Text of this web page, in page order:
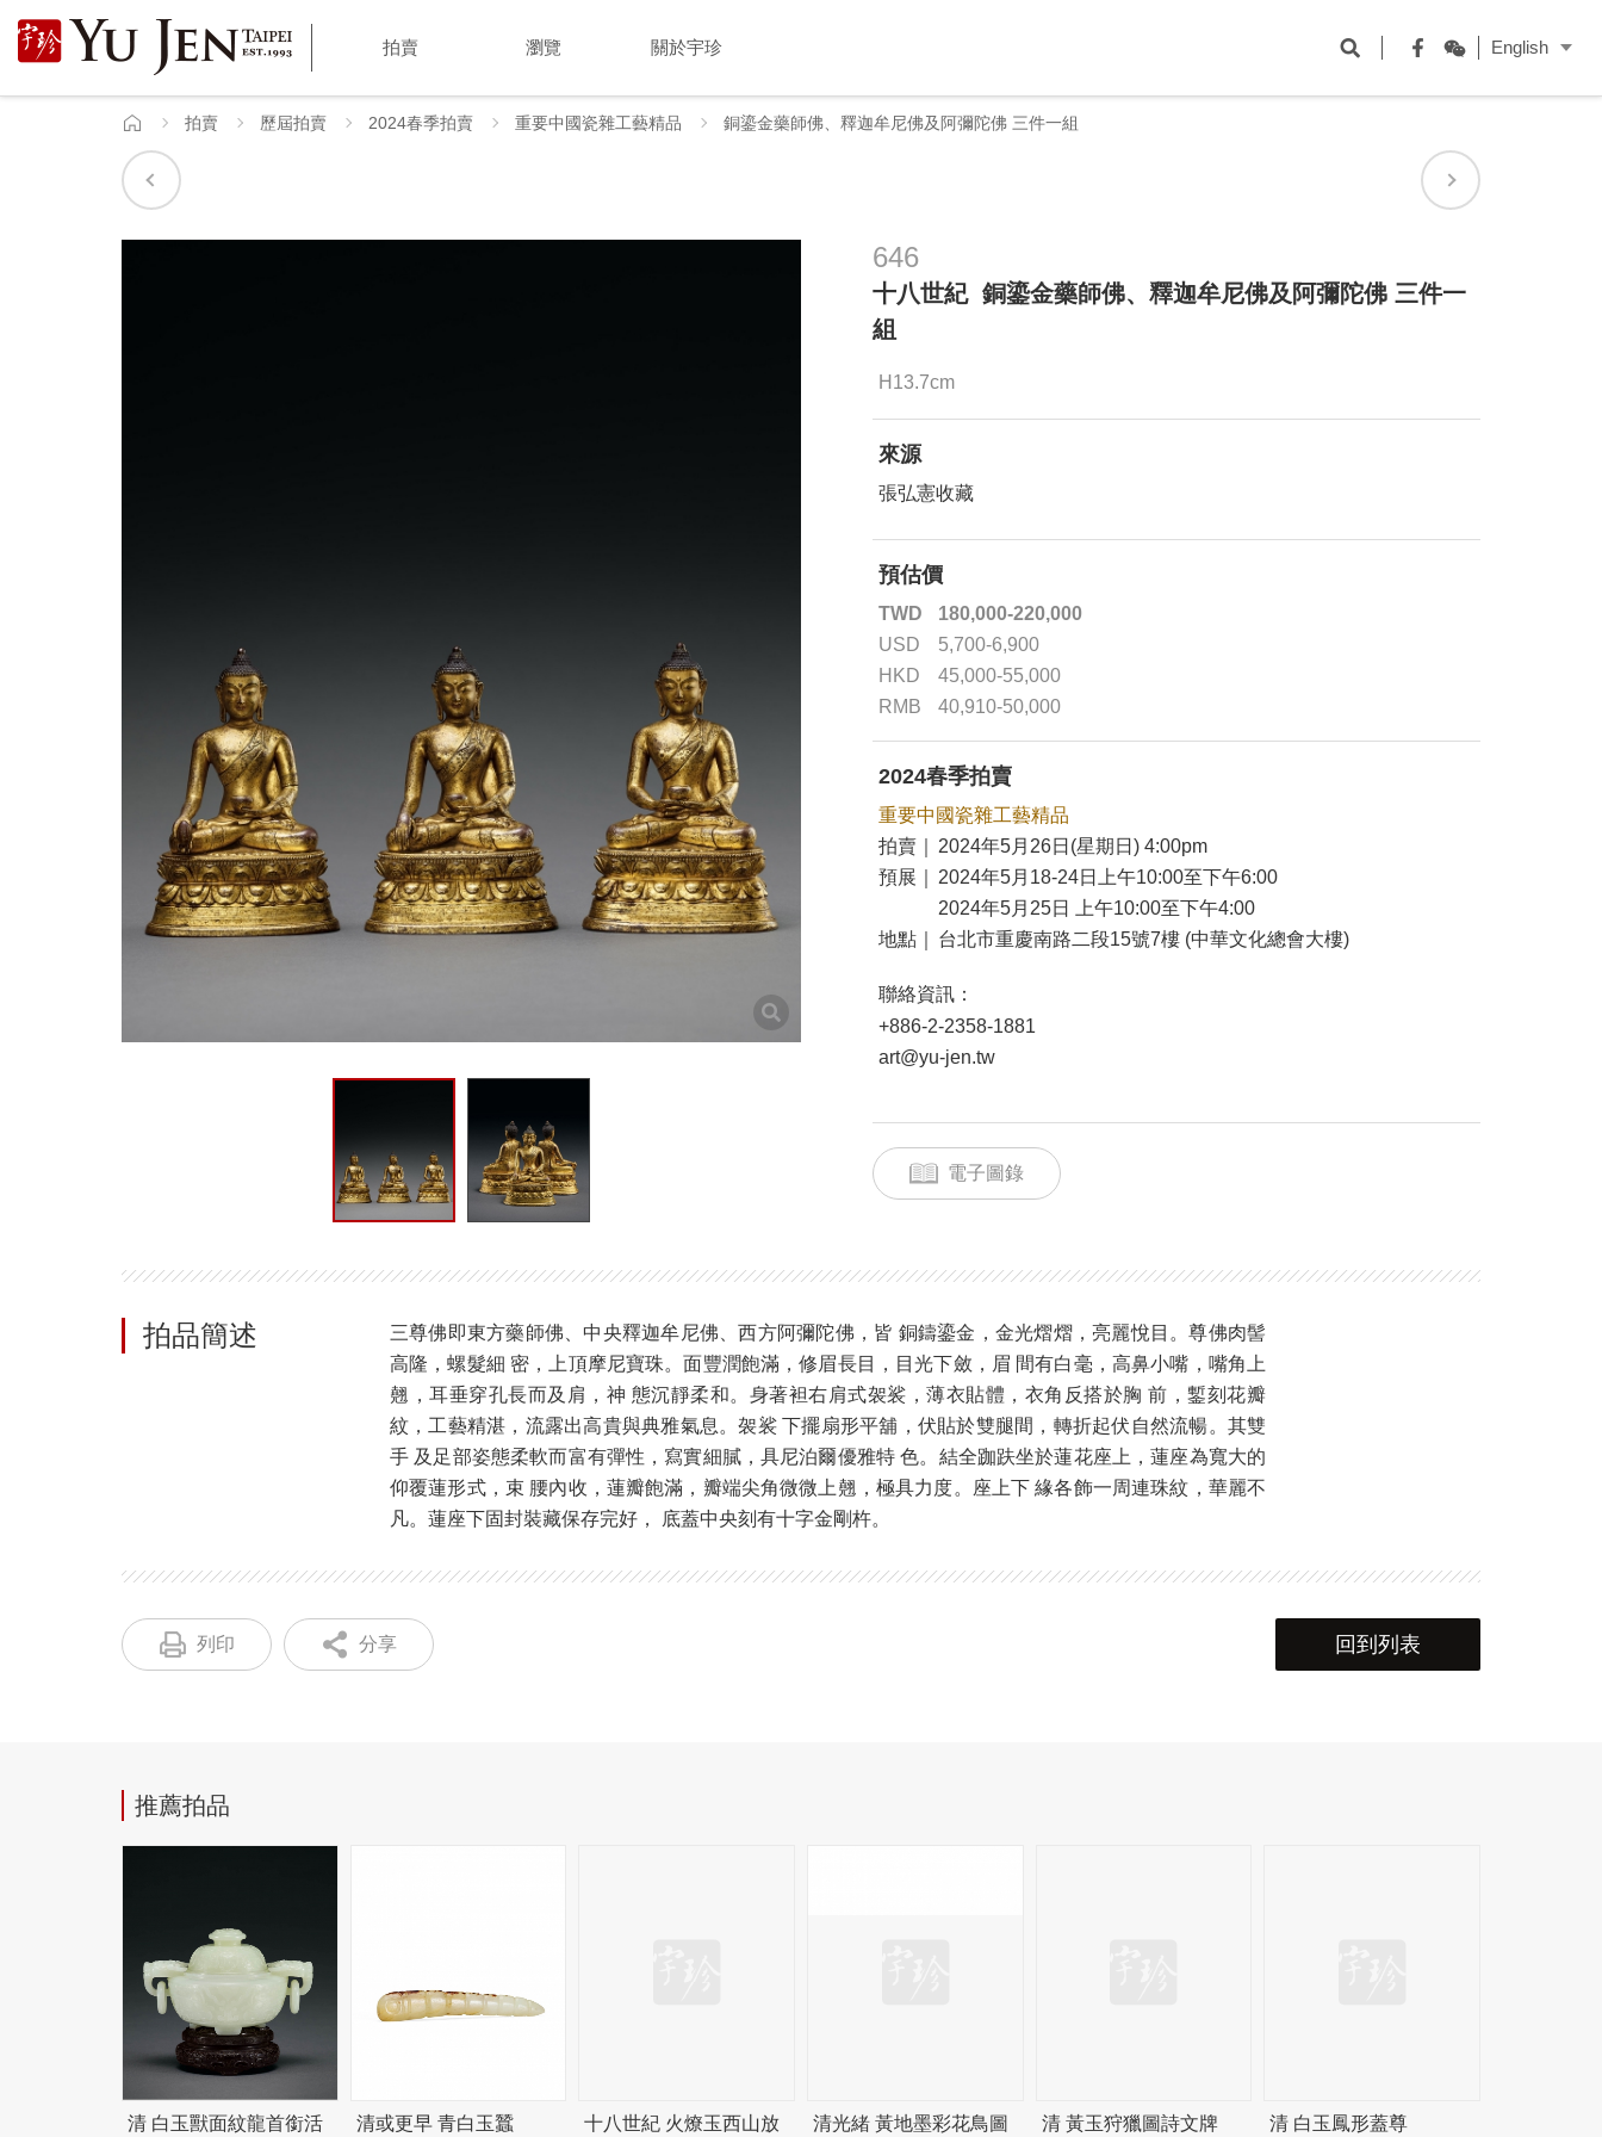
宇
珍
拍賣 瀏覽 關於宇珍
Facebook
WeChat
English
首
頁
拍賣 歷屆拍賣 2024春季拍賣 重要中國瓷雜工藝精品 銅鎏金藥師佛、釋迦牟尼佛及阿彌陀佛 三件一組
646
十八世紀 銅鎏金藥師佛、釋迦牟尼佛及阿彌陀佛 三件一
組
H13.7cm
來源
張弘憲收藏
預估價
TWD
180,000-220,000
USD
5,700-6,900
HKD
45,000-55,000
RMB
40,910-50,000
2024春季拍賣
重要中國瓷雜工藝精品
拍賣｜
2024年5月26日(星期日) 4:00pm
預展｜
2024年5月18-24日上午10:00至下午6:00
2024年5月25日 上午10:00至下午4:00
地點｜
台北市重慶南路二段15號7樓 (中華文化總會大樓)
聯絡資訊：
+886-2-2358-1881
art@yu-jen.tw
電子圖錄
拍品簡述
三尊佛即東方藥師佛、中央釋迦牟尼佛、西方阿彌陀佛，皆 銅鑄鎏金，金光熠熠，亮麗悅目。尊佛肉髻
高隆，螺髮細 密，上頂摩尼寶珠。面豐潤飽滿，修眉長目，目光下斂，眉 間有白毫，高鼻小嘴，嘴角上
翹，耳垂穿孔長而及肩，神 態沉靜柔和。身著袒右肩式袈裟，薄衣貼體，衣角反搭於胸 前，鏨刻花瓣
紋，工藝精湛，流露出高貴與典雅氣息。袈裟 下擺扇形平舖，伏貼於雙腿間，轉折起伏自然流暢。其雙
手 及足部姿態柔軟而富有彈性，寫實細膩，具尼泊爾優雅特 色。結全跏趺坐於蓮花座上，蓮座為寬大的
仰覆蓮形式，束 腰內收，蓮瓣飽滿，瓣端尖角微微上翹，極具力度。座上下 緣各飾一周連珠紋，華麗不
凡。蓮座下固封裝藏保存完好， 底蓋中央刻有十字金剛杵。
列印 分享 回到列表
推薦拍品
清 白玉獸面紋龍首銜活 清或更早 青白玉蠶 十八世紀 火燎玉西山放 清光緒 黃地墨彩花鳥圖 清 黃玉狩獵圖詩文牌 清 白玉鳳形蓋尊